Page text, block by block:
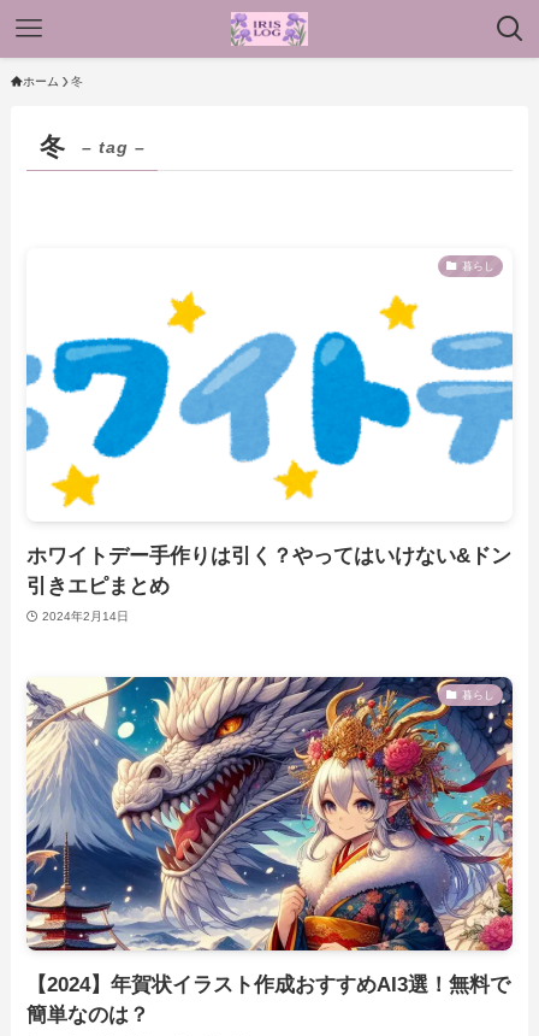
ホーム 冬
冬 – tag –
暮らし
ホワイトデー手作りは引く？やってはいけない&ドン
引きエピまとめ
2024年2月14日
暮らし
【2024】年賀状イラスト作成おすすめAI3選！無料で
簡単なのは？